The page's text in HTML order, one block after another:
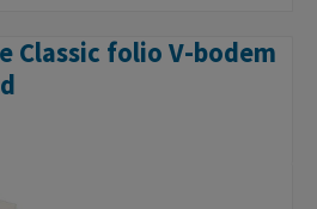
Classic folio V-bodem